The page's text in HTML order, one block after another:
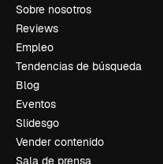
Sobre nosotros
Reviews
Empleo
Tendencias de búsqueda
Blog
Eventos
Slidesgo
Vender contenido
Sala de prensa